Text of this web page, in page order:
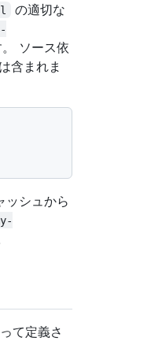
の適切な
ソース依
含まれま
ッシュから
て定義さ